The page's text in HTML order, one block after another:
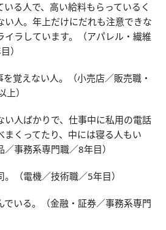
る人で、高い給料もらっているく
い人。年上だけにだれも注意できな
イラしています。（アパレル・繊維
）
覚えない人。（小売店／販売職・
）
い人ばかりで、仕事中に私用の電話
まくってたり、中には寝る人もい
事務系専門職／8年目）
（電機／技術職／5年目）
でいる。（金融・証券／事務系専門